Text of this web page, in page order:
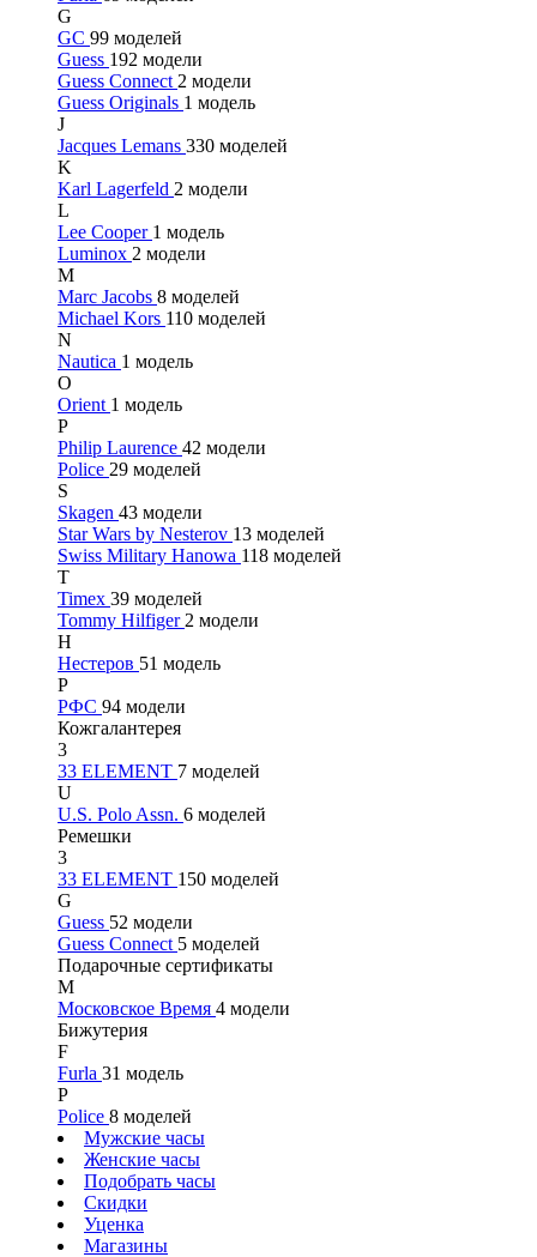
G
GC 99 моделей
Guess 192 модели
Guess Connect 2 модели
Guess Originals 1 модель
J
Jacques Lemans 330 моделей
K
Karl Lagerfeld 2 модели
L
Lee Cooper 1 модель
Luminox 2 модели
M
Marc Jacobs 8 моделей
Michael Kors 110 моделей
N
Nautica 1 модель
O
Orient 1 модель
P
Philip Laurence 42 модели
Police 29 моделей
S
Skagen 43 модели
Star Wars by Nesterov 13 моделей
Swiss Military Hanowa 118 моделей
T
Timex 39 моделей
Tommy Hilfiger 2 модели
Н
Нестеров 51 модель
Р
РФС 94 модели
Кожгалантерея
3
33 ELEMENT 7 моделей
U
U.S. Polo Assn. 6 моделей
Ремешки
3
33 ELEMENT 150 моделей
G
Guess 52 модели
Guess Connect 5 моделей
Подарочные сертификаты
М
Московское Время 4 модели
Бижутерия
F
Furla 31 модель
P
Police 8 моделей
Мужские часы
Женские часы
Подобрать часы
Скидки
Уценка
Магазины